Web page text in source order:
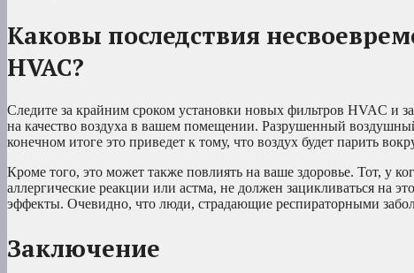
Каковы последствия
HVAC?
Следите за крайним сроком установки новых фильтров HVAC и
на качество воздуха в вашем помещении. Разрушенный
конечном итоге это приведет к тому, что воздух будет парить
Кроме того, это может также повлиять на ваше здоровье. Тот, у
аллергические реакции или астма, не должен зацикливаться на
эффекты. Очевидно, что люди, страдающие респираторными
Заключение